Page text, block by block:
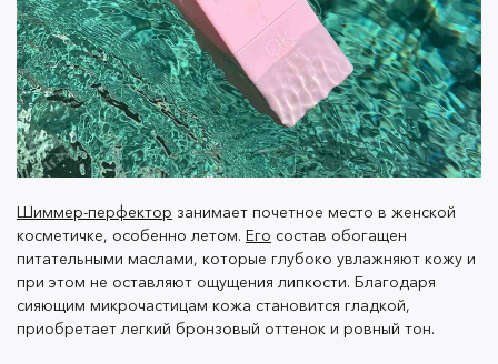
отношусь к любой уходовой косметике.
Шиммер OK Beautyпопался мне на глаза в статье про
жидкие колготки. В городе стало жарко, а я работаю
в офисе и не могу ходить с голыми ногами. Когда
делала заказ, все равно были сомнения. Да, в составе
есть растительные масла, но вдруг коже опять что-то
не понравится.
Получила посылку. Очень стильная розовая упаковка.
Шиммер-перфектор занимает почетное место в женской
косметичке, особенно летом. Его состав обогащен
питательными маслами, которые глубоко увлажняют кожу и
при этом не оставляют ощущения липкости. Благодаря
сияющим микрочастицам кожа становится гладкой,
приобретает легкий бронзовый оттенок и ровный тон.